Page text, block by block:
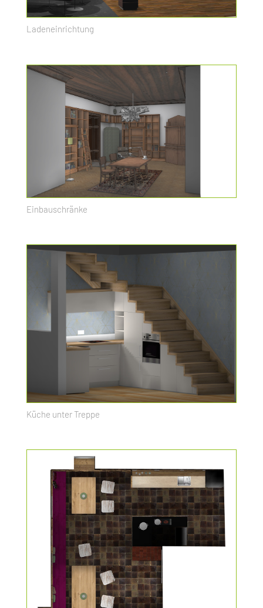
Ladeneinrichtung
Einbauschränke
Küche unter Treppe